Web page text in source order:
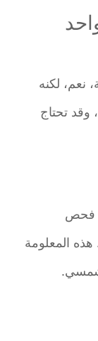
لكنه
تحتاج
المعلومة